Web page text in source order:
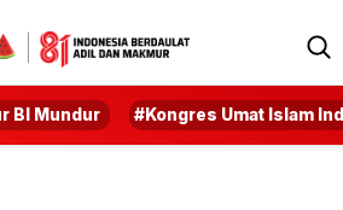
BI Mundur #Kongres Umat Islam